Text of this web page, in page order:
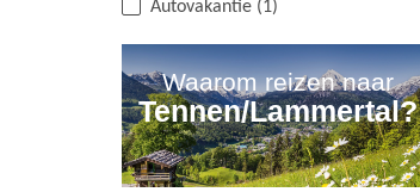
Autovakantie (1)
Waarom reizen naar
Tennen/Lammertal?